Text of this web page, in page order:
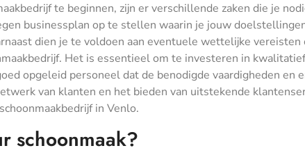
te beginnen, zijn er verschillende zaken die je
businessplan op te stellen waarin je jouw
dien je te voldoen aan eventuele wettelijke
Het is essentieel om te investeren in
opgeleid personeel dat de benodigde vaardigheden en
van klanten en het bieden van uitstekende
in Venlo.
schoonmaak?